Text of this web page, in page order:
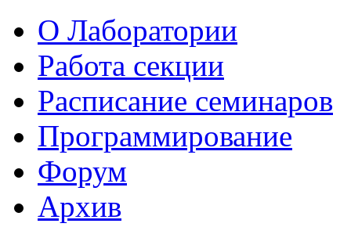
О Лаборатории
Работа секции
Расписание семинаров
Программирование
Форум
Архив